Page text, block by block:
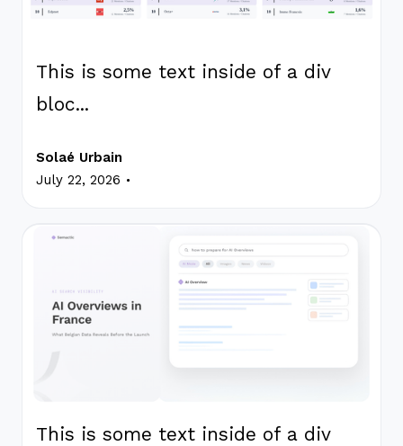
This is some text inside of a div
bloc...
Solaé Urbain
July 22, 2026 .
This is some text inside of a div